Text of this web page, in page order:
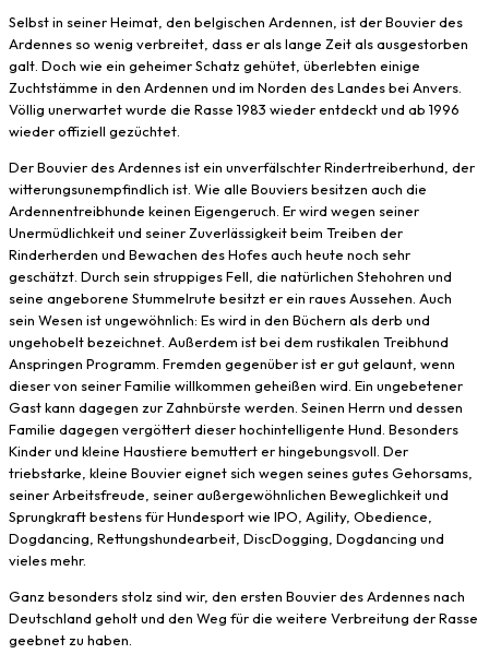
Selbst in seiner Heimat, den belgischen Ardennen, ist der Bouvier des
Ardennes so wenig verbreitet, dass er als lange Zeit als ausgestorben
galt. Doch wie ein geheimer Schatz gehütet, überlebten einige
Zuchtstämme in den Ardennen und im Norden des Landes bei Anvers.
Völlig unerwartet wurde die Rasse 1983 wieder entdeckt und ab 1996
wieder offiziell gezüchtet.
Der Bouvier des Ardennes ist ein unverfälschter Rindertreiberhund, der
witterungsunempfindlich ist. Wie alle Bouviers besitzen auch die
Ardennentreibhunde keinen Eigengeruch. Er wird wegen seiner
Unermüdlichkeit und seiner Zuverlässigkeit beim Treiben der
Rinderherden und Bewachen des Hofes auch heute noch sehr
geschätzt. Durch sein struppiges Fell, die natürlichen Stehohren und
seine angeborene Stummelrute besitzt er ein raues Aussehen. Auch
sein Wesen ist ungewöhnlich: Es wird in den Büchern als derb und
ungehobelt bezeichnet. Außerdem ist bei dem rustikalen Treibhund
Anspringen Programm. Fremden gegenüber ist er gut gelaunt, wenn
dieser von seiner Familie willkommen geheißen wird. Ein ungebetener
Gast kann dagegen zur Zahnbürste werden. Seinen Herrn und dessen
Familie dagegen vergöttert dieser hochintelligente Hund. Besonders
Kinder und kleine Haustiere bemuttert er hingebungsvoll. Der
triebstarke, kleine Bouvier eignet sich wegen seines gutes Gehorsams,
seiner Arbeitsfreude, seiner außergewöhnlichen Beweglichkeit und
Sprungkraft bestens für Hundesport wie IPO, Agility, Obedience,
Dogdancing, Rettungshundearbeit, DiscDogging, Dogdancing und
vieles mehr.
Ganz besonders stolz sind wir, den ersten Bouvier des Ardennes nach
Deutschland geholt und den Weg für die weitere Verbreitung der Rasse
geebnet zu haben.